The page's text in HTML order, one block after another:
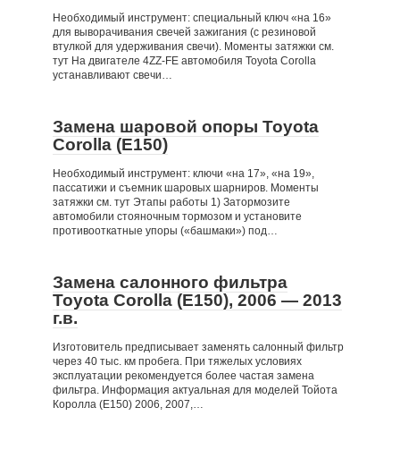
Необходимый инструмент: специальный ключ «на 16»
для выворачивания свечей зажигания (с резиновой
втулкой для удерживания свечи). Моменты затяжки см.
тут На двигателе 4ZZ-FE автомобиля Toyota Corolla
устанавливают свечи…
Замена шаровой опоры Toyota
Corolla (Е150)
Необходимый инструмент: ключи «на 17», «на 19»,
пассатижи и съемник шаровых шарниров. Моменты
затяжки см. тут Этапы работы 1) Затормозите
автомобили стояночным тормозом и установите
противооткатные упоры («башмаки») под…
Замена салонного фильтра
Toyota Corolla (Е150), 2006 — 2013
г.в.
Изготовитель предписывает заменять салонный фильтр
через 40 тыс. км пробега. При тяжелых условиях
эксплуатации рекомендуется более частая замена
фильтра. Информация актуальная для моделей Тойота
Королла (E150) 2006, 2007,…